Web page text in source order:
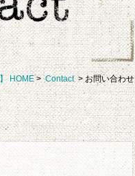
HOME>Contact> お問い合わせ